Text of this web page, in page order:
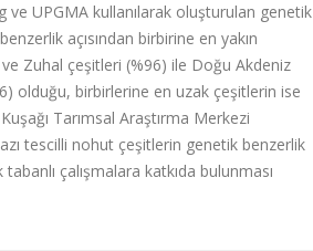
UPGMA kullanılarak oluşturulan genetik
açısından birbirine en yakın
Zuhal çeşitleri (%96) ile Doğu Akdeniz
olduğu, birbirlerine en uzak çeşitlerin ise
Tarımsal Araştırma Merkezi
tescilli nohut çeşitlerin genetik benzerlik
çalışmalara katkıda bulunması